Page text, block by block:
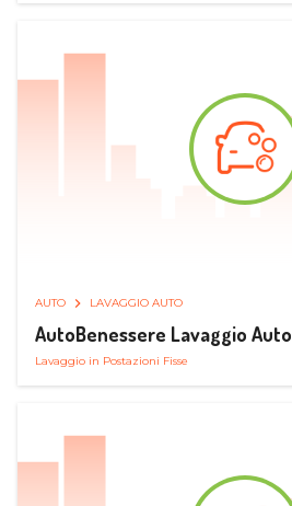
AUTO LAVAGGIO AUTO
AutoBenessere Lavaggio Auto
Lavaggio in Postazioni Fisse